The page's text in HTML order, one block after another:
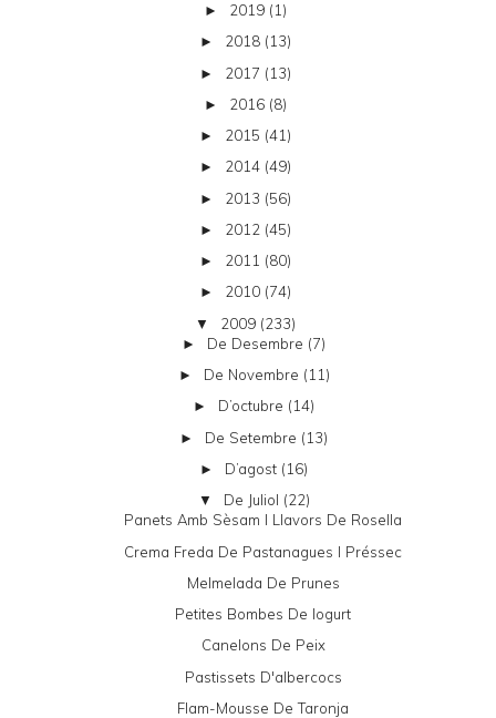
► 2019 (1)
► 2018 (13)
► 2017 (13)
► 2016 (8)
► 2015 (41)
► 2014 (49)
► 2013 (56)
► 2012 (45)
► 2011 (80)
► 2010 (74)
▼ 2009 (233)
► De Desembre (7)
► De Novembre (11)
► D’octubre (14)
► De Setembre (13)
► D’agost (16)
▼ De Juliol (22)
Panets Amb Sèsam I Llavors De Rosella
Crema Freda De Pastanagues I Préssec
Melmelada De Prunes
Petites Bombes De Iogurt
Canelons De Peix
Pastissets D'albercocs
Flam-Mousse De Taronja